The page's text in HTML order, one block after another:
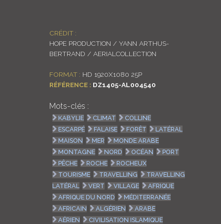
CRÉDIT :
HOPE PRODUCTION / YANN ARTHUS-
BERTRAND / AERIALCOLLECTION
FORMAT : HD 1920X1080 25P
RÉFÉRENCE : DZ1405-AL004540
Mots-clés :
KABYLIE CLIMAT
COLLINE
ESCARPÉ
FALAISE FORÊT
LATÉRAL
MAISON
MER
MONDE ARABE
MONTAGNE
NORD OCÉAN
PORT
PÊCHE
ROCHE
ROCHEUX
TOURISME
TRAVELLING
TRAVELLING
LATÉRAL
VERT VILLAGE
AFRIQUE
AFRIQUE DU NORD
MÉDITERRANÉE
AFRICAIN
ALGÉRIEN
ARABE
AÉRIEN
CIVILISATION ISLAMIQUE